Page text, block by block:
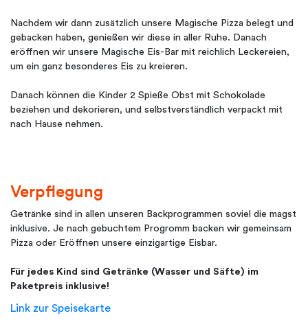
Nachdem wir dann zusätzlich unsere Magische Pizza belegt und
gebacken haben, genießen wir diese in aller Ruhe. Danach
eröffnen wir unsere Magische Eis-Bar mit reichlich Leckereien,
um ein ganz besonderes Eis zu kreieren.
Danach können die Kinder 2 Spieße Obst mit Schokolade
beziehen und dekorieren, und selbstverständlich verpackt mit
nach Hause nehmen.
Verpflegung
Getränke sind in allen unseren Backprogrammen soviel die magst
inklusive. Je nach gebuchtem Progromm backen wir gemeinsam
Pizza oder Eröffnen unsere einzigartige Eisbar.
Für jedes Kind sind Getränke (Wasser und Säfte) im
Paketpreis inklusive!
Link zur Speisekarte